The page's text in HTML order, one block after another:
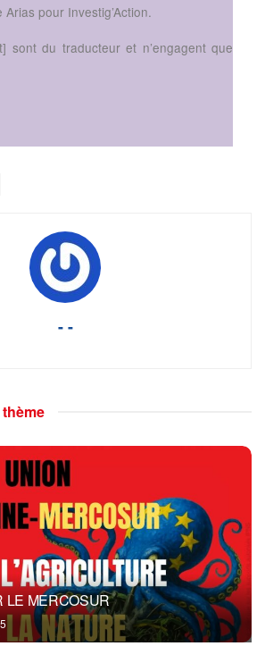
pour Investig’Action.
sont du traducteur et n’engagent que
- -
LE MERCOSUR